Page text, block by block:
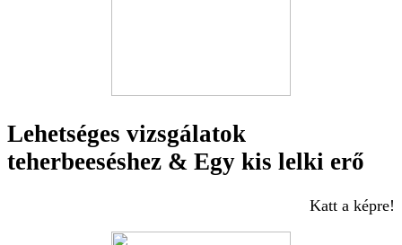
Lehetséges vizsgálatok
teherbeeséshez & Egy kis lelki erő
Katt a képre!